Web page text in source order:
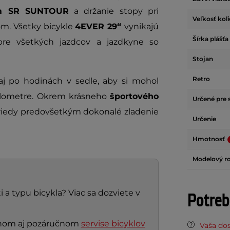
SR SUNTOUR a držanie stopy pri
Všetky bicykle4EVER 29“vynikajú
všetkých jazdcov a jazdkyne so
po hodinách v sedle, aby si mohol
Okrem krásneho športového
predovšetkým dokonalé zladenie
typu bicykla? Viac sa dozviete v
aj pozáručnom servise bicyklov
Veľkosť
Šírka plášťa
Stojan
Retro
Určené pre
Určenie
Hmotnosť
Modelový
Vaša